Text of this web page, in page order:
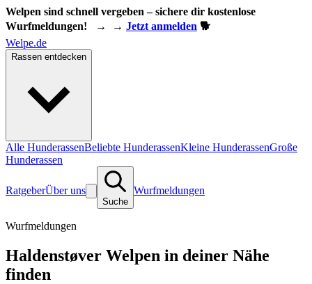
Welpen sind schnell vergeben – sichere dir kostenlose
Wurfmeldungen! → → Jetzt anmelden 🐕
Welpe.de
Rassen entdecken
Alle HunderassenBeliebte HunderassenKleine HunderassenGroße
Hunderassen
RatgeberÜber uns
Suche
Wurfmeldungen
Wurfmeldungen
Haldenstøver Welpen in deiner Nähe
finden